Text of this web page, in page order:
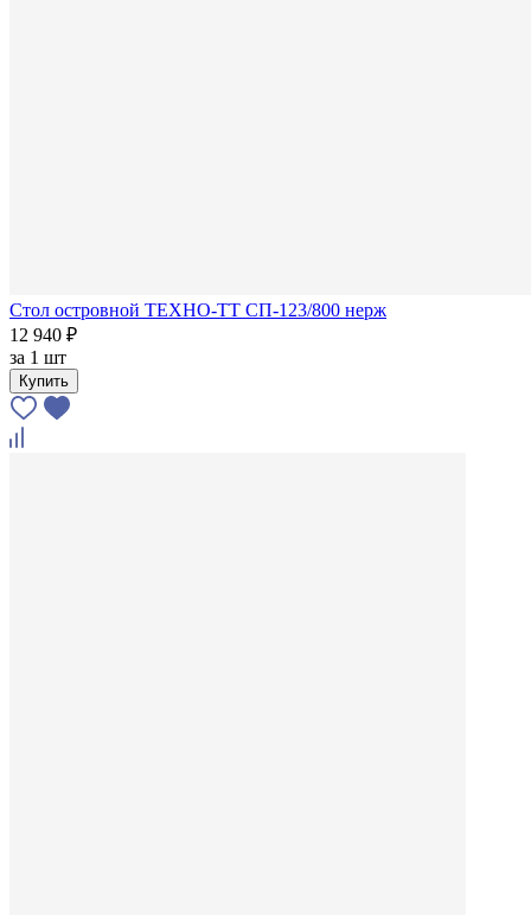
Стол островной ТЕХНО-ТТ СП-123/800 нерж
12 940 ₽
за 1 шт
Купить